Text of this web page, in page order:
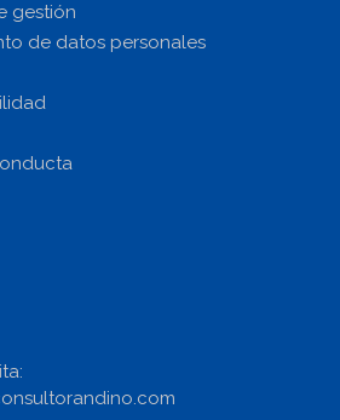
gestión
de datos personales